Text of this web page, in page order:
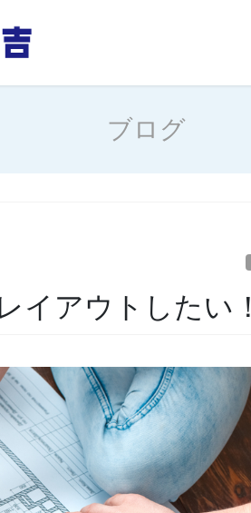
ブログ
イアウトしたい！